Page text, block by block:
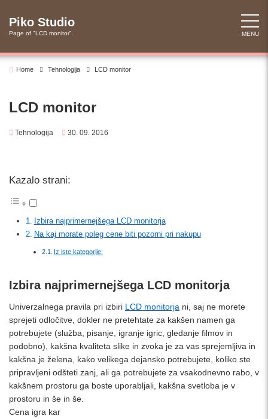
content
Piko Studio
Page of "LCD monitor". MENU
Home Tehnologija LCD monitor
LCD monitor
Tehnologija 30. 09. 2016
Kazalo strani:
Izbira najprimernejšega LCD monitorja
Na kaj morate poleg cene biti pozorni pri nakupu
Iz iste kategorije:
Izbira najprimernejšega LCD monitorja
Univerzalnega pravila pri izbiri LCD monitorja ni, saj ne morete
sprejeti odločitve, dokler ne pretehtate za kakšen namen ga
potrebujete (služba, pisanje, igranje igric, gledanje filmov in
podobno), kakšna kvaliteta slike in zvoka je za vas sprejemljiva in
kakšna je želena, kako velikega dejansko potrebujete, koliko ste
pripravljeni odšteti zanj, ali ga potrebujete za vsakodnevno rabo, v
kakšnem prostoru ga boste uporabljali, kakšna svetloba je v
prostoru in še in še.
Cena igra kar